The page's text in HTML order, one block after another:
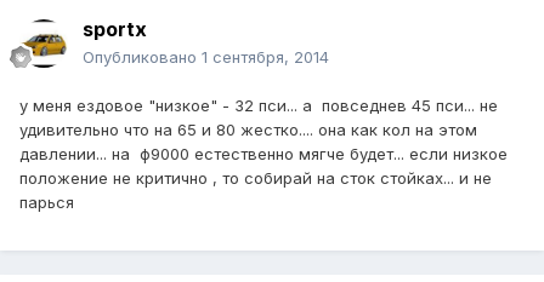
sportx
Опубликовано 1 сентября, 2014
у меня ездовое "низкое" - 32 пси... а повседнев 45 пси... не
удивительно что на 65 и 80 жестко.... она как кол на этом
давлении... на ф9000 естественно мягче будет... если низкое
положение не критично , то собирай на сток стойках... и не
парься